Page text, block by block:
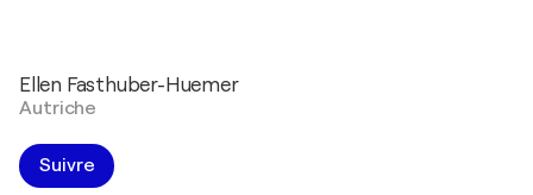
Ellen Fasthuber-Huemer
Autriche
Suivre